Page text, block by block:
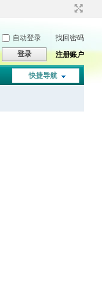
自动登录
找回密码
登录 注册账户
快捷导航